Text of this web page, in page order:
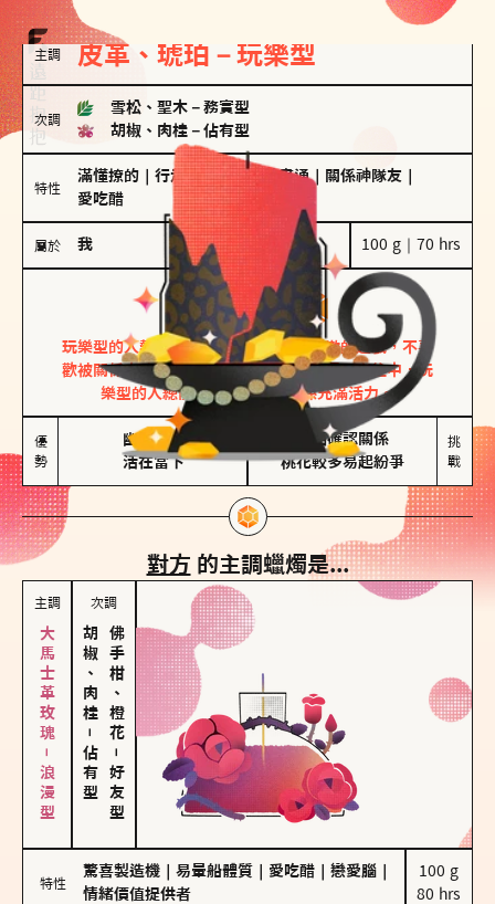
主調 皮革、琥珀－玩樂型
次調
雪松、聖木 － 務實型
胡椒、肉桂 － 佔有型
特性
滿懂撩的 行走的發電機｜ 計畫通｜ 關係神隊友
愛吃醋
屬於 我 100 g｜70 hrs
玩樂型
皮革、琥珀
玩樂型的人熱情洋溢，視戀愛為一場刺激的遊戲，不喜
歡被關係中的限制綑綁。無論是約會中還是交往中，玩
樂型的人總能帶來樂趣，讓關係充滿活力。
優
勢
幽默風趣
活在當下
害怕確認關係
桃花較多易起紛爭
挑
戰
對方 的主調蠟燭是...
主調
大馬士革玫瑰－浪漫型
次調
胡椒、肉桂
－
佔有型
佛手柑、橙花
－
好友型
特性
驚喜製造機 易暈船體質 愛吃醋 戀愛腦
情緒價值提供者
100 g
80 hrs